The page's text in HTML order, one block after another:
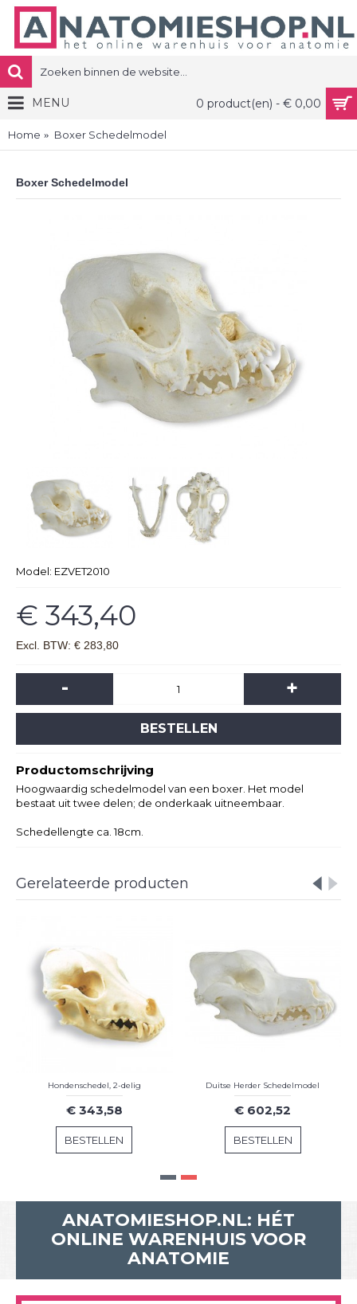
0 product(en) - € 0,00
MENU
Home Boxer Schedelmodel
Boxer Schedelmodel
Model: EZVET2010
€ 343,40
Excl. BTW: € 283,80
- +
BESTELLEN
Productomschrijving
Hoogwaardig schedelmodel van een boxer. Het model
bestaat uit twee delen; de onderkaak uitneembaar.
Schedellengte ca. 18cm.
Gerelateerde producten
Hondenschedel, 2-delig
€ 343,58
BESTELLEN
Duitse Herder Schedelmodel
€ 602,52
BESTELLEN
ANATOMIESHOP.NL: HÉT
ONLINE WARENHUIS VOOR
ANATOMIE